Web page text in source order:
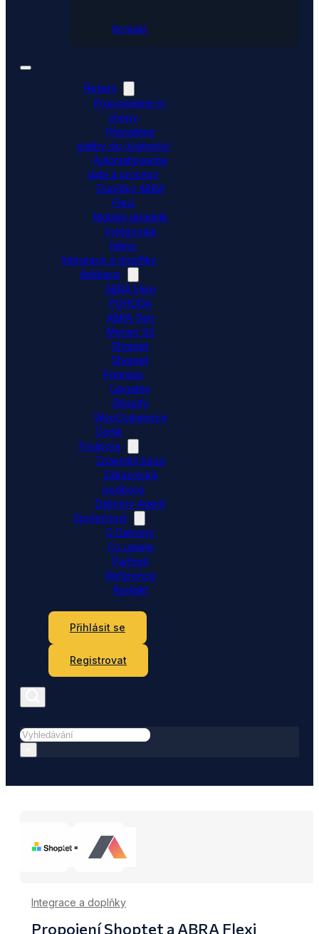
Kontakt
Řešení
Propojujeme e-
shopy
Přenášíme
platby do účetnictví
Automatizujeme
data a procesy
Doplňky ABRA
Flexi
Mobilní skladník
Vytěžování
faktur
Integrace a doplňky
Aplikace
ABRA Flexi
POHODA
ABRA Gen
Money S3
Shoptet
Shoptet
Premium
Upgates
Shopify
WooCommerce
Ceník
Podpora
Znalostní báze
Zákaznická
podpora
Dativery Agent
Společnost
O Dativery
Co umíme
Partneři
Reference
Kontakt
Přihlásit se
Registrovat
Hledat
Integrace a doplňky
Propojení Shoptet a ABRA Flexi